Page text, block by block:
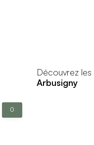
Découvrez les
Arbusigny
0